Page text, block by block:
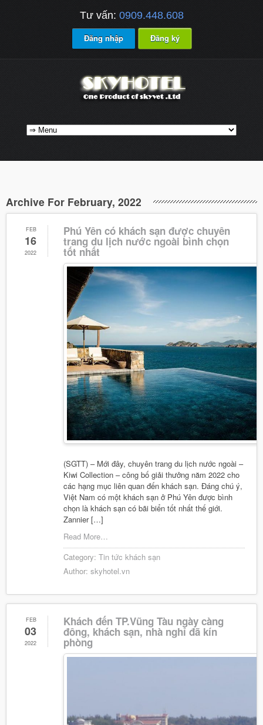
Tư vấn: 0909.448.608
Đăng nhập Đăng ký
Archive For February, 2022
FEB
16
2022
Phú Yên có khách sạn được chuyên
trang du lịch nước ngoài bình chọn
tốt nhất
(SGTT) – Mới đây, chuyên trang du lịch nước ngoài –
Kiwi Collection – công bố giải thưởng năm 2022 cho
các hạng mục liên quan đến khách sạn. Đáng chú ý,
Việt Nam có một khách sạn ở Phú Yên được bình
chọn là khách sạn có bãi biển tốt nhất thế giới.
Zannier […]
Read More…
Category:Tin tức khách sạn
Author:skyhotel.vn
FEB
03
2022
Khách đến TP.Vũng Tàu ngày càng
đông, khách sạn, nhà nghỉ đã kín
phòng